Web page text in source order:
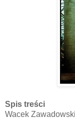
Spis treści
Wacek